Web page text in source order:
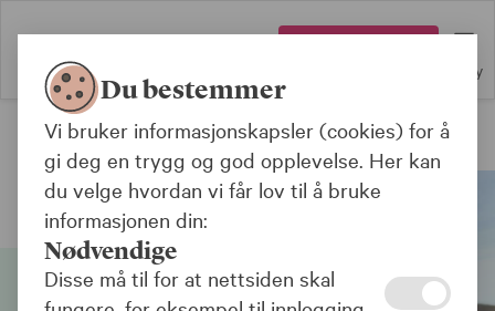
Meny
Bilforsikring
Du bestemmer
Vi bruker informasjonskapsler (cookies) for å
gi deg en trygg og god opplevelse. Her kan
du velge hvordan vi får lov til å bruke
informasjonen din:
Nødvendige
Disse må til for at nettsiden skal